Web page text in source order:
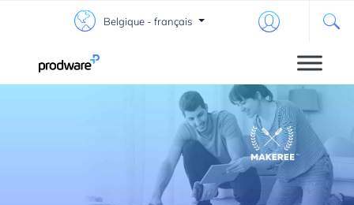
Belgique - français